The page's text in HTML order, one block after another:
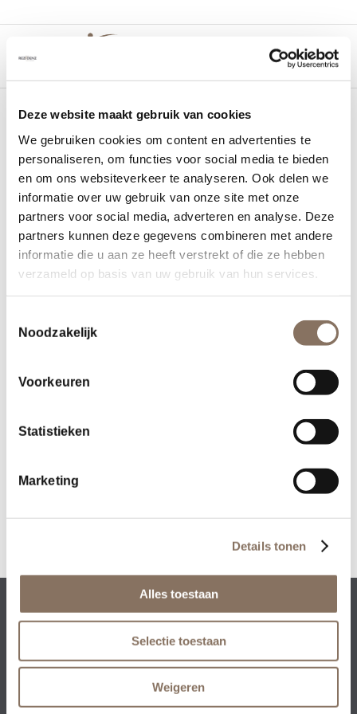
Deze website maakt gebruik van cookies
We gebruiken cookies om content en advertenties te
personaliseren, om functies voor social media te bieden
en om ons websiteverkeer te analyseren. Ook delen we
informatie over uw gebruik van onze site met onze
partners voor social media, adverteren en analyse. Deze
partners kunnen deze gegevens combineren met andere
informatie die u aan ze heeft verstrekt of die ze hebben
verzameld op basis van uw gebruik van hun services.
Noodzakelijk
Voorkeuren
Statistieken
Marketing
Details tonen
Alles toestaan
Selectie toestaan
Weigeren
theresiakwartier-
rezidenz-2
26 februari 2025
Rezidenz Development BV • Collseweg 23 • 5674
+31 (0)40 – 851 93 00•info@rezidenz.nl